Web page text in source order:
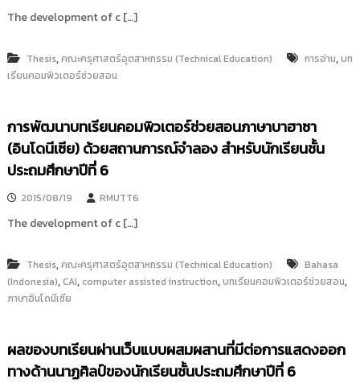
The development of c […]
Thesis,คณะครุศาสตร์อุตสาหกรรม (Technical Education) การอ่าน,บท
เรียนคอมพิวเตอร์ช่วยสอน
การพัฒนาบทเรียนคอมพิวเตอร์ช่วยสอนภาษาบาฮาซา
(อินโดนีเซีย) ด้วยสถานการณ์จำลอง สำหรับนักเรียนชั้น
ประถมศึกษาปีที่ 6
2015/08/19 RMUTT6
The development of c […]
Thesis,คณะครุศาสตร์อุตสาหกรรม (Technical Education)
Bahasa
(Indonesia), CAI, computer assisted instruction,บทเรียนคอมพิวเตอร์ช่วยสอน,
ภาษาอินโดนีเซีย
ผลของบทเรียนผ่านเว็บแบบผสมผสานที่มีต่อการแสดงออก
ทางด้านนาฏศิลป์ของนักเรียนชั้นประถมศึกษาปีที่ 6